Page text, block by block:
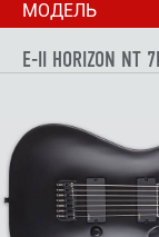
МОДЕЛЬ
E-II HORIZON NT